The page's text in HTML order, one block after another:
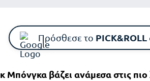
Πρόσθεσε το PICK&ROLL
Μπόνγκα βάζει ανάμεσα στις πιο